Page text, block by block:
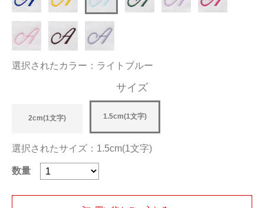
お問い合わせ
選択されたカラー：ライトブルー
サイズ
2cm(1文字) 1.5cm(1文字)
選択されたサイズ：1.5cm(1文字)
数量